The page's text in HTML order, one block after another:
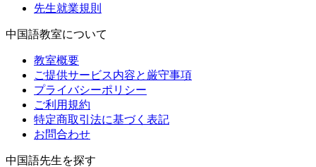
先生就業規則
中国語教室について
教室概要
ご提供サービス内容と厳守事項
プライバシーポリシー
ご利用規約
特定商取引法に基づく表記
お問合わせ
中国語先生を探す